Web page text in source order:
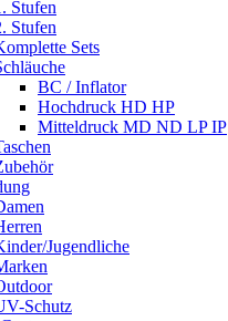
Stufen
Stufen
Sets
BC / Inflator
Hochdruck HD HP
Mitteldruck MD ND LP IP
Jugendliche
Schutz